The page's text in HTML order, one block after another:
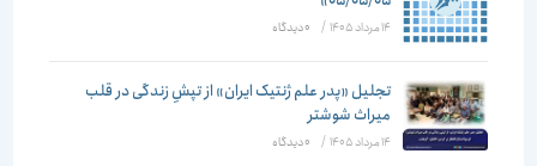
14 مرداد 1405 / ۰ دیدگاه
تجلیل «پدر علم ژنتیک ایران» از تپشِ زندگی در قلب
میراث شوشتر
14 مرداد 1405 / ۰ دیدگاه